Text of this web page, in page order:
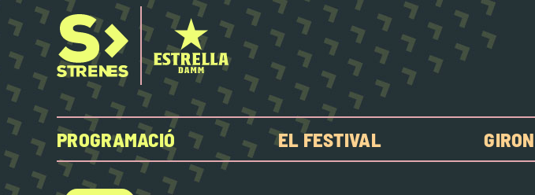
PROGRAMACIÓ EL FESTIVAL